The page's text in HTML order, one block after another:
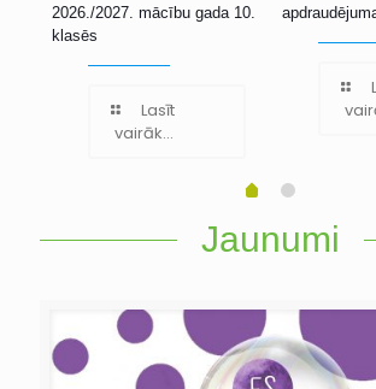
2026./2027. mācību gada 10.
klasēs
Lasīt
vairāk...
Jaunumi